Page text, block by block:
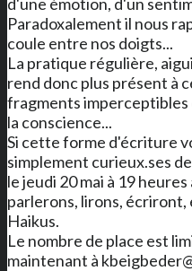
Paradoxalement il nous
coule entre nos doigts...
La pratique régulière,
rend donc plus présent à
fragments imperceptibles
la conscience...
Si cette forme d'écriture
simplement curieux.ses
le jeudi 20 mai à 19 heures
parlerons, lirons,
Haikus.
Le nombre de place est
maintenant à